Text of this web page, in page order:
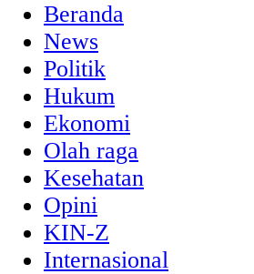
Beranda
News
Politik
Hukum
Ekonomi
Olah raga
Kesehatan
Opini
KIN-Z
Internasional